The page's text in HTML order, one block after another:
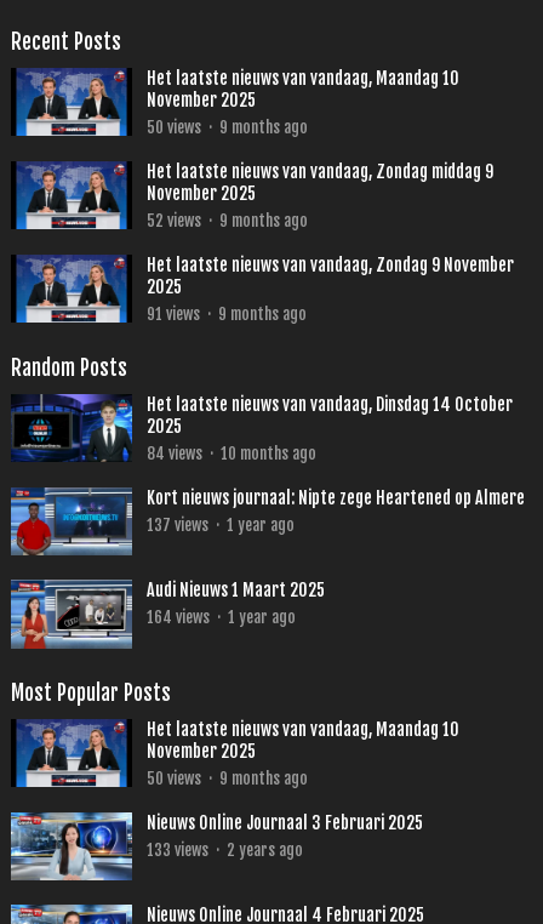
Recent Posts
Het laatste nieuws van vandaag, Maandag 10
November 2025
50 views · 9 months ago
Het laatste nieuws van vandaag, Zondag middag 9
November 2025
52 views · 9 months ago
Het laatste nieuws van vandaag, Zondag 9 November
2025
91 views · 9 months ago
Random Posts
Het laatste nieuws van vandaag, Dinsdag 14 October
2025
84 views · 10 months ago
Kort nieuws journaal: Nipte zege Heartened op Almere
137 views · 1 year ago
Audi Nieuws 1 Maart 2025
164 views · 1 year ago
Most Popular Posts
Het laatste nieuws van vandaag, Maandag 10
November 2025
50 views · 9 months ago
Nieuws Online Journaal 3 Februari 2025
133 views · 2 years ago
Nieuws Online Journaal 4 Februari 2025